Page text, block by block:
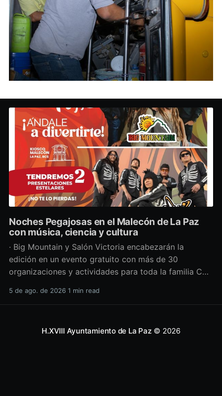
Noches Pegajosas en el Malecón de La Paz
con música, ciencia y cultura
· Big Mountain y Salón Victoria encabezarán la
edición en un evento gratuito con más de 30
organizaciones y actividades para toda la familia Con
divulgación científica y actividades culturales
5 de ago. de 2026 1 min read
H.XVIII Ayuntamiento de La Paz© 2026